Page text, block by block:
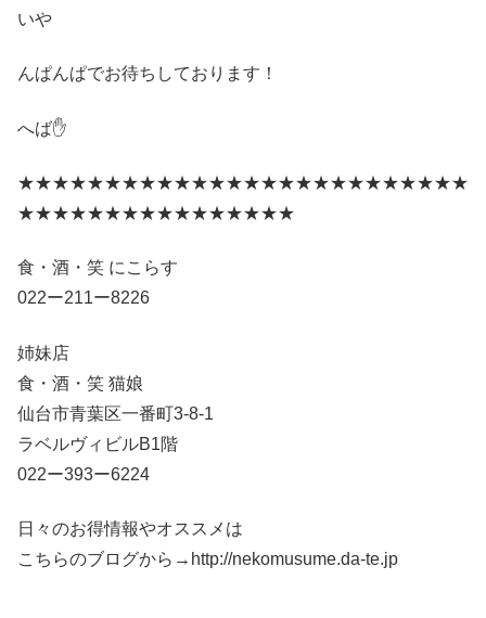
いや
んぱんぱでお待ちしております！
へば✋
★★★★★★★★★★★★★★★★★★★★★★★★★★
★★★★★★★★★★★★★★★★
食・酒・笑 にこらす
022ー211ー8226
姉妹店
食・酒・笑 猫娘
仙台市青葉区一番町3-8-1
ラベルヴィビルB1階
022ー393ー6224
日々のお得情報やオススメは
こちらのブログから→http://nekomusume.da-te.jp